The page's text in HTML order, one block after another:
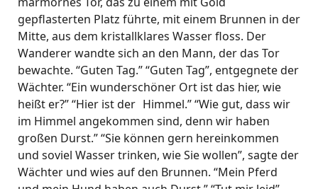
gepflasterten Platz führte, mit einem Brunnen in der
Mitte, aus dem kristallklares Wasser floss. Der
Wanderer wandte sich an den Mann, der das Tor
bewachte. “Guten Tag.” “Guten Tag”, entgegnete der
Wächter. “Ein wunderschöner Ort ist das hier, wie
heißt er?” “Hier ist der Himmel.” “Wie gut, dass wir
im Himmel angekommen sind, denn wir haben
großen Durst.” “Sie können gern hereinkommen
und soviel Wasser trinken, wie Sie wollen”, sagte der
Wächter und wies auf den Brunnen. “Mein Pferd